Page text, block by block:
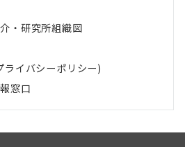
・研究所組織図
イバシーポリシー)
窓口